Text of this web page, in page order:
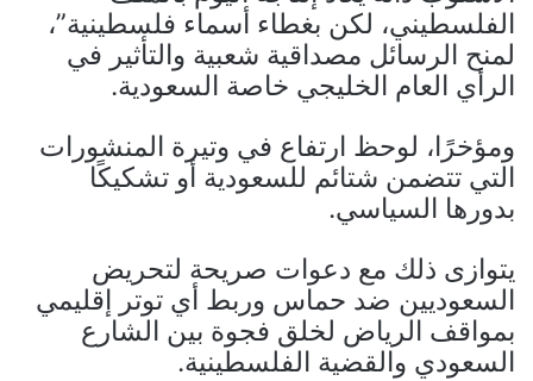
الفلسطيني، لكن بغطاء أسماء فلسطينية”،
لمنح الرسائل مصداقية شعبية والتأثير في
الرأي العام الخليجي خاصة السعودية.
ومؤخرًا، لوحظ ارتفاع في وتيرة المنشورات
التي تتضمن شتائم للسعودية أو تشكيكًا
بدورها السياسي.
يتوازى ذلك مع دعوات صريحة لتحريض
السعوديين ضد حماس وربط أي توتر إقليمي
بمواقف الرياض لخلق فجوة بين الشارع
السعودي والقضية الفلسطينية.